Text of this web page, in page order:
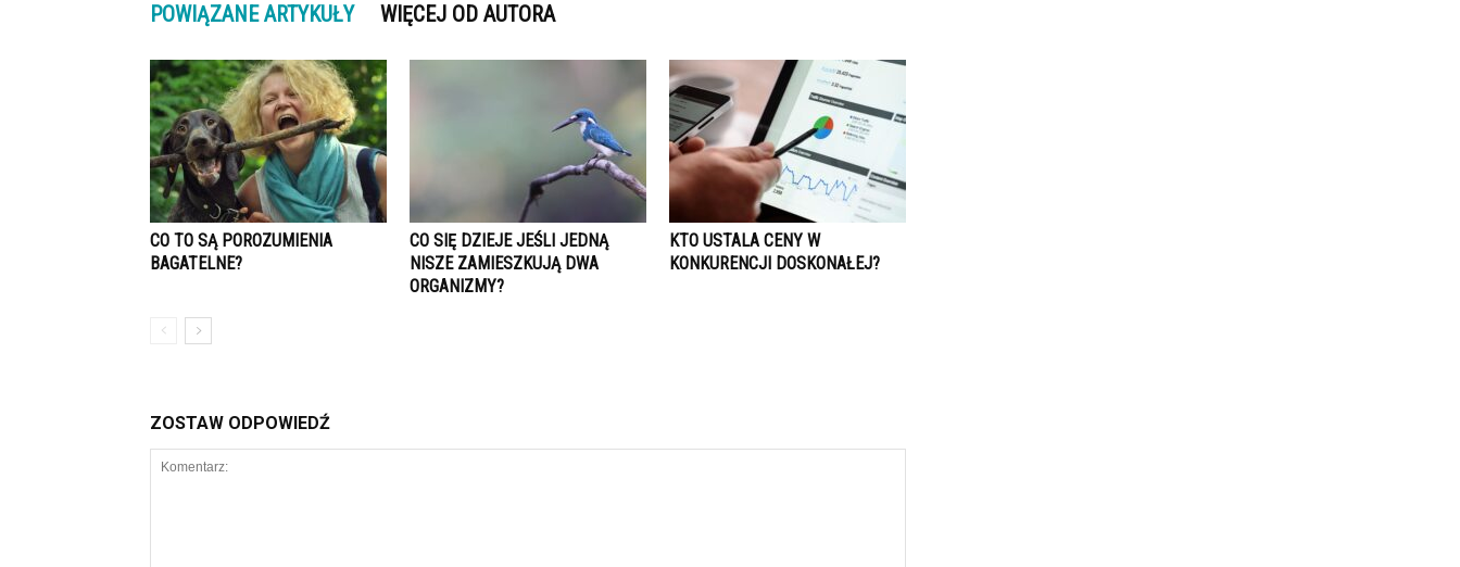
POWIĄZANE ARTYKUŁY WIĘCEJ OD AUTORA
CO TO SĄ POROZUMIENIA
BAGATELNE?
CO SIĘ DZIEJE JEŚLI JEDNĄ
NISZE ZAMIESZKUJĄ DWA
ORGANIZMY?
KTO USTALA CENY W
KONKURENCJI DOSKONAŁEJ?
ZOSTAW ODPOWIEDŹ